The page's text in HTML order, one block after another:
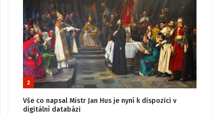
2
Vše co napsal Mistr Jan Hus je nyní k dispozici v
digitální databázi